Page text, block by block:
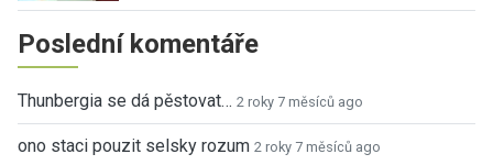
Poslední komentáře
Thunbergia se dá pěstovat… 2 roky 7 měsíců ago
ono staci pouzit selsky rozum 2 roky 7 měsíců ago